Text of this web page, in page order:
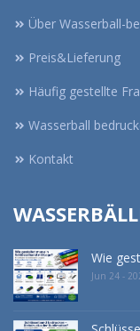
Über Wasserball-
Preis&Lieferung
Häufig gestellte
Wasserball
Kontakt
Wie
Jun 24 -